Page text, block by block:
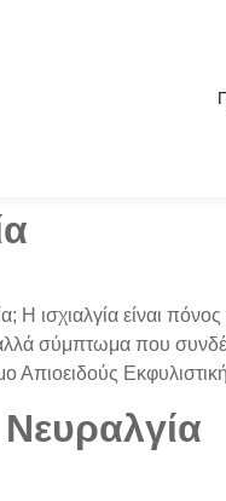
Η ισχιαλγία είναι
σύμπτωμα που
Απιοειδούς
Νευραλγία